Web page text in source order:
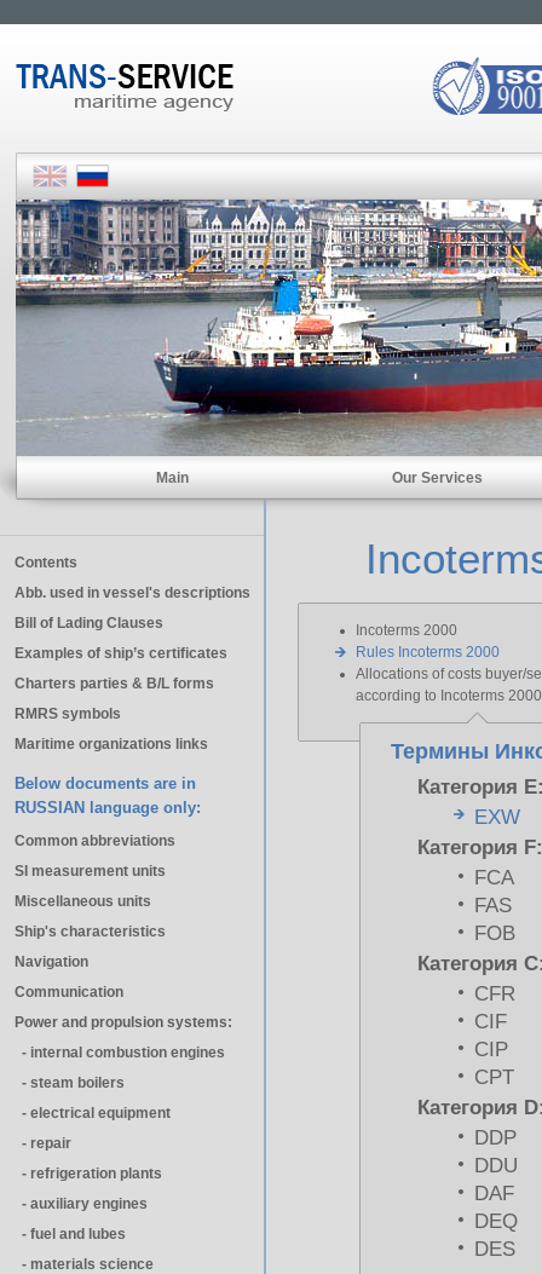
Main Our Services
Contents
Abb. used in vessel's descriptions
Bill of Lading Clauses
Examples of ship’s certificates
Charters parties & B/L forms
RMRS symbols
Maritime organizations links
Below documents are in
RUSSIAN language only:
Common abbreviations
SI measurement units
Miscellaneous units
Ship's characteristics
Navigation
Communication
Power and propulsion systems:
- internal combustion engines
- steam boilers
- electrical equipment
- repair
- refrigeration plants
- auxiliary engines
- fuel and lubes
- materials science
Incoterms 2000
Rules Incoterms 2000
Allocations of costs buyer/
according to Incoterms 2000
Термины
Категория
EXW
Категория
FCA
FAS
FOB
Категория
CFR
CIF
CIP
CPT
Категория
DDP
DDU
DAF
DEQ
DES